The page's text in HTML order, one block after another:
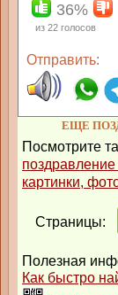
36%
из 22 голосов
Отправить:
ЕЩЕ
Посмотрите
картинки,
Страницы:
Полезная
Как быстро